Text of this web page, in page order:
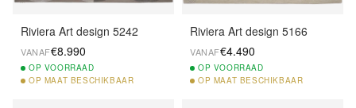
Riviera Art design 5242
VANAF€8.990
OP VOORRAAD
OP MAAT BESCHIKBAAR
Riviera Art design 5166
VANAF€4.490
OP VOORRAAD
OP MAAT BESCHIKBAAR